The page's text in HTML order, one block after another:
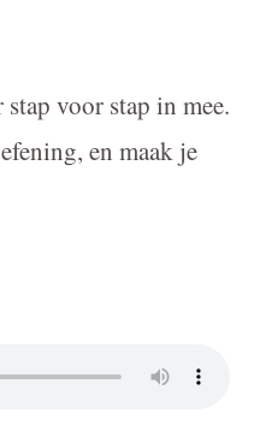
voor stap in mee.
en maak je